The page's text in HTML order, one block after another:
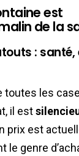
est
de la
: santé,
les
il est
prix est
le genre